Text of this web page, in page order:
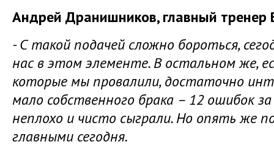
Андрей Дранишников, главный
- С такой подачей сложно бороться,
нас в этом элементе. В остальном же,
которые мы провалили, достаточно
мало собственного брака – 12 ошибок
неплохо и чисто сыграли. Но опять же
главными сегодня.